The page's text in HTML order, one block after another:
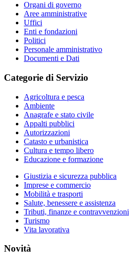
Organi di governo
Aree amministrative
Uffici
Enti e fondazioni
Politici
Personale amministrativo
Documenti e Dati
Categorie di Servizio
Agricoltura e pesca
Ambiente
Anagrafe e stato civile
Appalti pubblici
Autorizzazioni
Catasto e urbanistica
Cultura e tempo libero
Educazione e formazione
Giustizia e sicurezza pubblica
Imprese e commercio
Mobilità e trasporti
Salute, benessere e assistenza
Tributi, finanze e contravvenzioni
Turismo
Vita lavorativa
Novità